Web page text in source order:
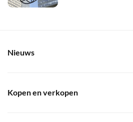
Nieuws
Kopen en verkopen